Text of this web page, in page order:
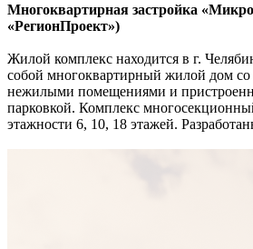
Многоквартирная застройка
«РегионПроект»)
Жилой комплекс находится в г.
собой многоквартирный жилой дом
нежилыми помещениями и
парковкой. Комплекс
этажности 6, 10, 18 этажей.